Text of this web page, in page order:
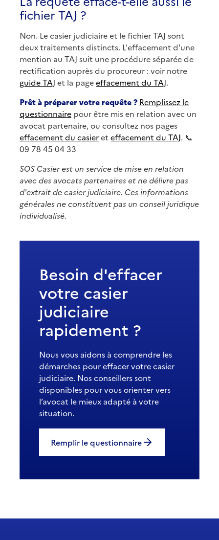
fichier TAJ ?
Non. Le casier judiciaire et le fichier TAJ sont
deux traitements distincts. L'effacement d'une
mention au TAJ suit une procédure séparée de
rectification auprès du procureur : voir notre
guide TAJ et la pageeffacement du TAJ.
Prêt à préparer votre requête ? Remplissez le
questionnaire pour être mis en relation avec un
avocat partenaire, ou consultez nos pages
effacement du casieret effacement du TAJ. 📞
09 78 45 04 33
SOS Casier est un service de mise en relation
avec des avocats partenaires et ne délivre pas
d'extrait de casier judiciaire. Ces informations
générales ne constituent pas un conseil juridique
individualisé.
Besoin d'effacer
votre casier
judiciaire
rapidement ?
Nous vous aidons à comprendre les
démarches pour effacer votre casier
judiciaire. Nos conseillers sont
disponibles pour vous orienter vers
l’avocat le mieux adapté à votre
situation.
Remplir le questionnaire